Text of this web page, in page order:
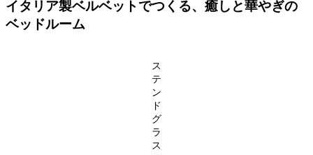
イタリア製ベルベットでつくる、癒しと華やぎの
ベッドルーム
ス
テ
ン
ド
グ
ラ
ス